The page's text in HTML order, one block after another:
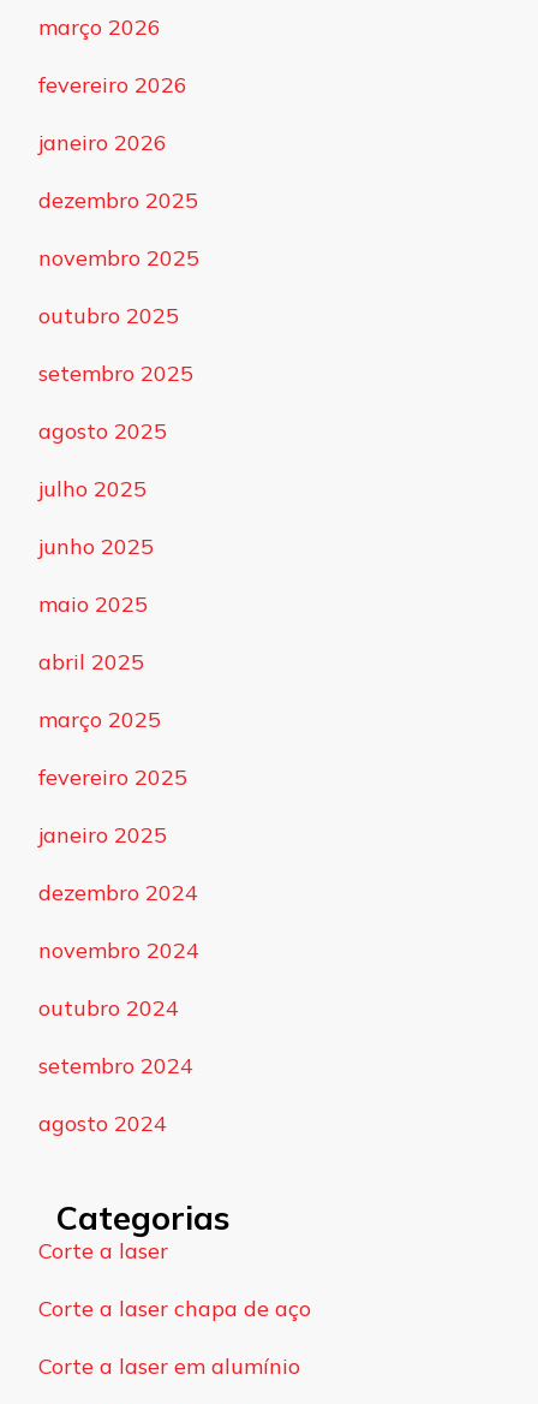
março 2026
fevereiro 2026
janeiro 2026
dezembro 2025
novembro 2025
outubro 2025
setembro 2025
agosto 2025
julho 2025
junho 2025
maio 2025
abril 2025
março 2025
fevereiro 2025
janeiro 2025
dezembro 2024
novembro 2024
outubro 2024
setembro 2024
agosto 2024
Categorias
Corte a laser
Corte a laser chapa de aço
Corte a laser em alumínio